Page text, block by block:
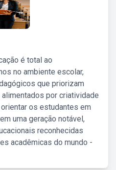
é total ao
no ambiente escolar,
que priorizam
por criatividade
os estudantes em
uma geração notável,
reconhecidas
acadêmicas do mundo -